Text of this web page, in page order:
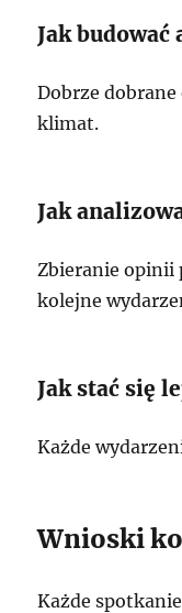
Jak budować
Dobrze
klimat.
Jak
Zbieranie opinii
kolejne
Jak stać się
Każde
Wnioski
Każde